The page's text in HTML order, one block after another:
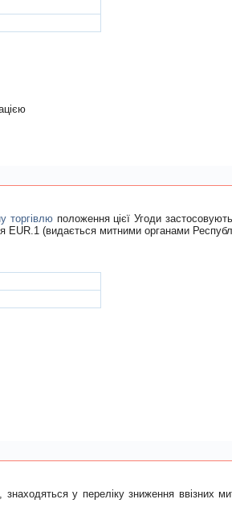
торгівлюположення цієї Угоди
EUR.1 (видається митними органами
у переліку зниження ввізних